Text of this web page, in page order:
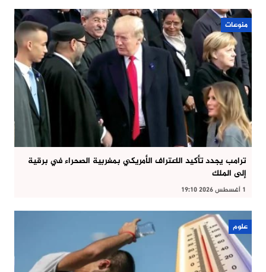
منوعات
ترامب يجدد تأكيد الاعتراف الأمريكي بمغربية الصحراء في برقية
إلى الملك
1 أغسطس 2026 19:10
علوم